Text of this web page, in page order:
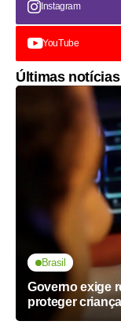
Instagram
YouTube
Últimas notícias
Brasil
Governo exige
proteger